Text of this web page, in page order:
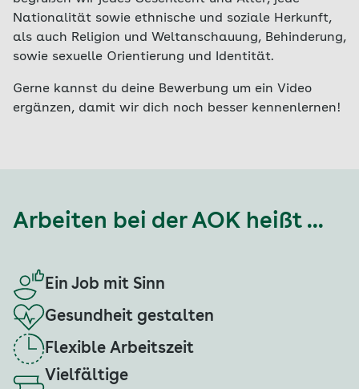
Nationalität sowie ethnische und soziale Herkunft,
als auch Religion und Weltanschauung, Behinderung,
sowie sexuelle Orientierung und Identität.
Gerne kannst du deine Bewerbung um ein Video
ergänzen, damit wir dich noch besser kennenlernen!
Arbeiten bei der AOK heißt ...
Ein Job mit Sinn
Gesundheit gestalten
Flexible Arbeitszeit
Vielfältige